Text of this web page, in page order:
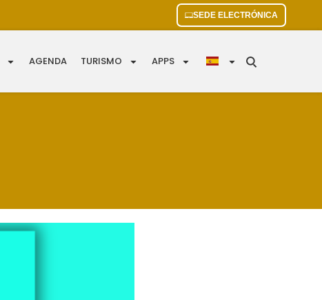
SEDE ELECTRÓNICA
AGENDA TURISMO APPS